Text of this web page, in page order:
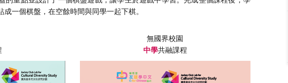
一個棋盤，在空餘時間與同學一起下棋。
無國界校園
中學共融課程